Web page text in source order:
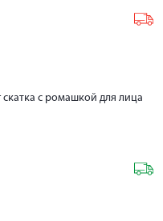
с ромашкой для лица